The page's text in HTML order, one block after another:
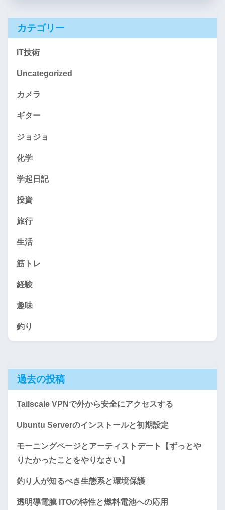
カテゴリー
IT技術
Uncategorized
カメラ
ギター
ジョジョ
化学
学起日記
投資
旅行
生活
筋トレ
経験
趣味
釣り
過去の投稿
Tailscale VPNで外から安全にアクセスする
Ubuntu Serverのインストールと初期設定
モーニングページとアーティストデート【ずっとや
りたかったことをやりなさい】
釣り人が知るべき生態系と環境保護
透明導電膜 ITOの特性と燃料電池への応用